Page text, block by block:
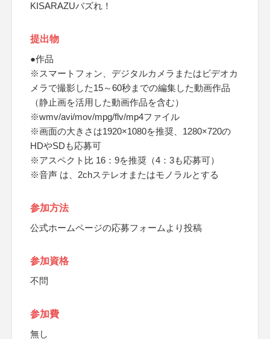
KISARAZUバズれ！
提出物
●作品
※スマートフォン、デジタルカメラまたはビデオカ
メラで撮影した15～60秒までの編集した動画作品
（静止画を活用した動画作品を含む）
※wmv/avi/mov/mpg/flv/mp4ファイル
※画面の大きさは1920×1080を推奨、1280×720の
HDやSDも応募可
※アスペクト比 16：9を推奨（4：3も応募可）
※音声 は、2chステレオまたはモノラルとする
参加方法
公式ホームページの応募フォームより投稿
参加資格
不問
参加費
無し